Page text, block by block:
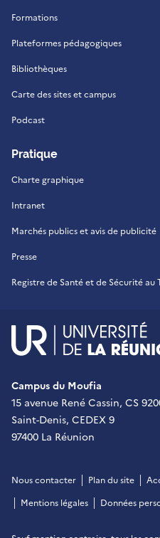
Formations
Plateformes pédagogiques
Bibliothèques
Carte des sites et campus
Podcast
Pratique
Charte graphique
Intranet
Marchés publics et avis de publicité
Presse
Registre de Santé et de Sécurité au
Campus du Moufia
15 avenue René Cassin, CS
Saint-Denis, CEDEX 9
97400 La Réunion
Nous contacter Plan du site
Mentions légales
Données